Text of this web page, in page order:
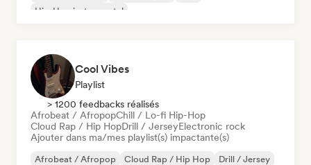
Hip-Hop instrumental
Cool Vibes
Playlist
> 1200 feedbacks réalisés
Afrobeat / AfropopChill / Lo-fi Hip-Hop
Cloud Rap / Hip HopDrill / JerseyElectronic rock
Ajouter dans ma/mes playlist(s) impactante(s)
Afrobeat / Afropop Cloud Rap / Hip Hop
Drill / Jersey